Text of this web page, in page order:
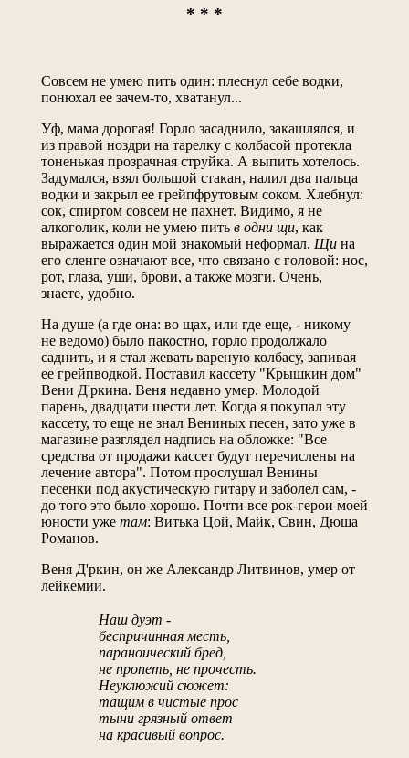
* * *
Совсем не умею пить один: плеснул себе водки,
понюхал ее зачем-то, хватанул...
Уф, мама дорогая! Горло засаднило, закашлялся, и
из правой ноздри на тарелку с колбасой протекла
тоненькая прозрачная струйка. А выпить хотелось.
Задумался, взял большой стакан, налил два пальца
водки и закрыл ее грейпфрутовым соком. Хлебнул:
сок, спиртом совсем не пахнет. Видимо, я не
алкоголик, коли не умею пить в одни щи, как
выражается один мой знакомый неформал. Щи на
его сленге означают все, что связано с головой: нос,
рот, глаза, уши, брови, а также мозги. Очень,
знаете, удобно.
На душе (а где она: во щах, или где еще, - никому
не ведомо) было пакостно, горло продолжало
саднить, и я стал жевать вареную колбасу, запивая
ее грейпводкой. Поставил кассету "Крышкин дом"
Вени Д'ркина. Веня недавно умер. Молодой
парень, двадцати шести лет. Когда я покупал эту
кассету, то еще не знал Вениных песен, зато уже в
магазине разглядел надпись на обложке: "Все
средства от продажи кассет будут перечислены на
лечение автора". Потом прослушал Венины
песенки под акустическую гитару и заболел сам, -
до того это было хорошо. Почти все рок-герои моей
юности уже там: Витька Цой, Майк, Свин, Дюша
Романов.
Веня Д'ркин, он же Александр Литвинов, умер от
лейкемии.
Наш дуэт -
беспричинная месть,
параноический бред,
не пропеть, не прочесть.
Неуклюжий сюжет:
тащим в чистые прос
тыни грязный ответ
на красивый вопрос.